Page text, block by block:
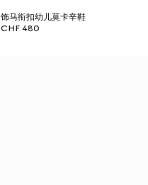
饰马衔扣幼儿莫卡辛鞋
CHF 480